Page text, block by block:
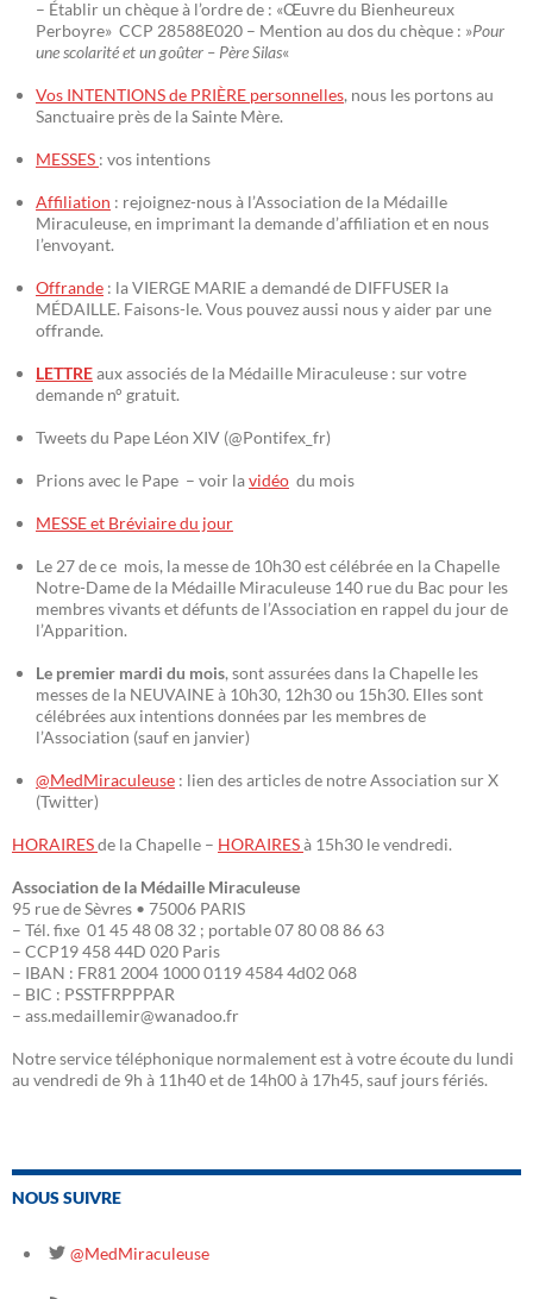
– Établir un chèque à l’ordre de : «Œuvre du Bienheureux
Perboyre» CCP 28588E020 – Mention au dos du chèque : »Pour
une scolarité et un goûter – Père Silas«
Vos INTENTIONS de PRIÈRE personnelles, nous les portons au
Sanctuaire près de la Sainte Mère.
MESSES : vos intentions
Affiliation : rejoignez-nous à l’Association de la Médaille
Miraculeuse, en imprimant la demande d’affiliation et en nous
l’envoyant.
Offrande : la VIERGE MARIE a demandé de DIFFUSER la
MÉDAILLE. Faisons-le. Vous pouvez aussi nous y aider par une
offrande.
LETTREaux associés de la Médaille Miraculeuse : sur votre
demande n° gratuit.
Tweets du Pape Léon XIV (@Pontifex_fr)
Prions avec le Pape – voir lavidéo du mois
MESSE et Bréviaire du jour
Le 27 de ce mois, la messe de 10h30 est célébrée en la Chapelle
Notre-Dame de la Médaille Miraculeuse 140 rue du Bac pour les
membres vivants et défunts de l’Association en rappel du jour de
l’Apparition.
Le premier mardi du mois, sont assurées dans la Chapelle les
messes de la NEUVAINE à 10h30, 12h30 ou 15h30. Elles sont
célébrées aux intentions données par les membres de
l’Association (sauf en janvier)
@MedMiraculeuse : lien des articles de notre Association sur X
(Twitter)
HORAIRESde la Chapelle – HORAIRESà 15h30 le vendredi.
Association de la Médaille Miraculeuse
95 rue de Sèvres • 75006 PARIS
– Tél. fixe 01 45 48 08 32 ; portable 07 80 08 86 63
– CCP19 458 44D 020 Paris
– IBAN : FR81 2004 1000 0119 4584 4d02 068
– BIC : PSSTFRPPPAR
– ass.medaillemir@wanadoo.fr
Notre service téléphonique normalement est à votre écoute du lundi
au vendredi de 9h à 11h40 et de 14h00 à 17h45, sauf jours fériés.
NOUS SUIVRE
@MedMiraculeuse